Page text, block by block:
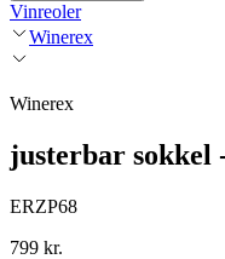
Vinreoler
Winerex
Winerex
justerbar sokkel
ERZP68
799 kr.